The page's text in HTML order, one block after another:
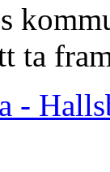
ta
-